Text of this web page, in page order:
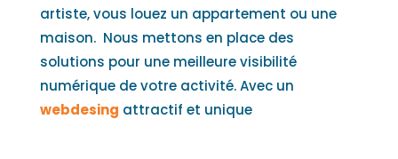
artiste, vous louez un appartement ou une
maison. Nous mettons en place des
solutions pour une meilleure visibilité
numérique de votre activité. Avec un
webdesing attractif et unique